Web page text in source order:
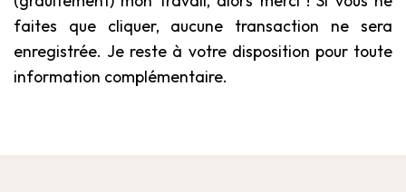
faites que cliquer, aucune transaction ne sera
enregistrée. Je reste à votre disposition pour toute
information complémentaire.